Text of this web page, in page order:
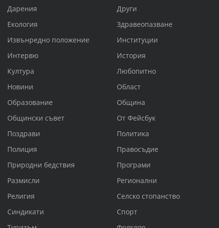
Дарения
Други
Екология
Здравеопазване
Извънредно положение
Институции
Интервю
История
Култура
Любопитно
Новини
Област
Образование
Община
Общински съвет
От Фейсбук
Поздрави
Политика
Полиция
Правосъдие
Природни бедствия
Програми
Размисли
Регионални
Религия
Селско стопанство
Синдикати
Спорт